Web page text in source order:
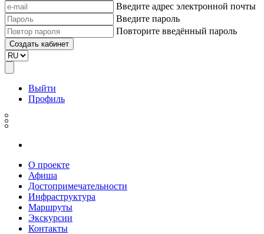
Введите адрес электронной почты
Введите пароль
Повторите введённый пароль
Выйти
Профиль
О проекте
Афиша
Достопримечательности
Инфраструктура
Маршруты
Экскурсии
Контакты